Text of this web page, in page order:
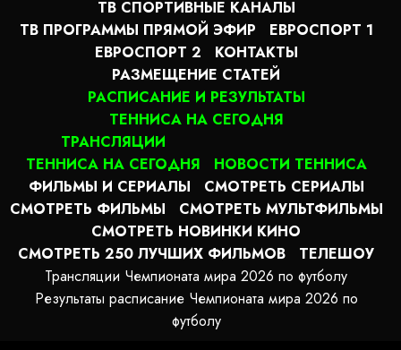
ТВ СПОРТИВНЫЕ КАНАЛЫ
ТВ ПРОГРАММЫ ПРЯМОЙ ЭФИР
ЕВРОСПОРТ 1
ЕВРОСПОРТ 2
КОНТАКТЫ
РАЗМЕЩЕНИЕ СТАТЕЙ
РАСПИСАНИЕ И РЕЗУЛЬТАТЫ
ТЕННИСА НА СЕГОДНЯ
ТРАНСЛЯЦИИ
ТЕННИСА НА СЕГОДНЯ
НОВОСТИ ТЕННИСА
ФИЛЬМЫ И СЕРИАЛЫ
СМОТРЕТЬ СЕРИАЛЫ
СМОТРЕТЬ ФИЛЬМЫ
СМОТРЕТЬ МУЛЬТФИЛЬМЫ
СМОТРЕТЬ НОВИНКИ КИНО
СМОТРЕТЬ 250 ЛУЧШИХ ФИЛЬМОВ
ТЕЛЕШОУ
Трансляции Чемпионата мира 2026 по футболу
Результаты расписание Чемпионата мира 2026 по
футболу